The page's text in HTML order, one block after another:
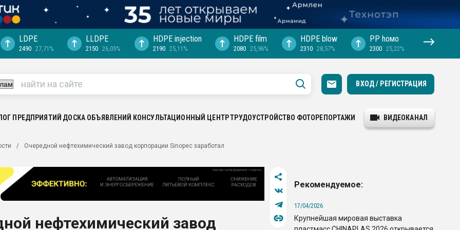
выходит на
рынке
LDPE
2490 27,71%
LLDPE
2150 26,05%
HDPE injection
2190 25,11%
HDPE film
2080 25,96%
HDPE blow
2310 28,57%
PP hомо
2300 25,22%
ВХОД / РЕГИСТРАЦИЯ
ПРЕДПРИЯТИЙ ДОСКА ОБЪЯВЛЕНИЙ КОНСУЛЬТАЦИОННЫЙ ЦЕНТРТРУДОУСТРОЙСТВО ФОТОРЕПОРТАЖИ ВИДЕОКАНАЛ
Очередной нефтехимический завод корпорации Sinopec заработал
нефтехимический завод
Рекомендуемое:
17/04/2026
Крупнейшая мировая выставка